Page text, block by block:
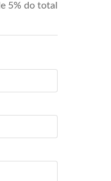
5% do total